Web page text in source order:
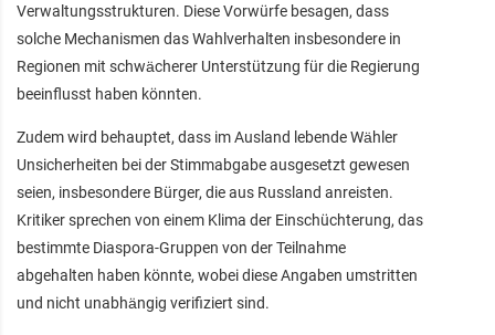
Verwaltungsstrukturen. Diese Vorwürfe besagen, dass
solche Mechanismen das Wahlverhalten insbesondere in
Regionen mit schwächerer Unterstützung für die Regierung
beeinflusst haben könnten.
Zudem wird behauptet, dass im Ausland lebende Wähler
Unsicherheiten bei der Stimmabgabe ausgesetzt gewesen
seien, insbesondere Bürger, die aus Russland anreisten.
Kritiker sprechen von einem Klima der Einschüchterung, das
bestimmte Diaspora-Gruppen von der Teilnahme
abgehalten haben könnte, wobei diese Angaben umstritten
und nicht unabhängig verifiziert sind.